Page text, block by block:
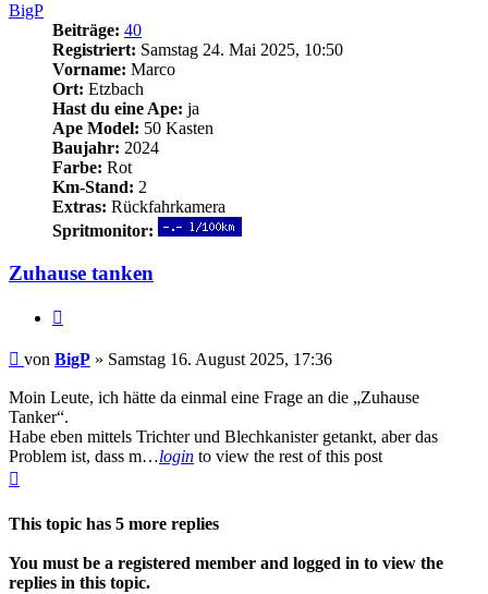
BigP
Beiträge: 40
Registriert: Samstag 24. Mai 2025, 10:50
Vorname: Marco
Ort: Etzbach
Hast du eine Ape: ja
Ape Model: 50 Kasten
Baujahr: 2024
Farbe: Rot
Km-Stand: 2
Extras: Rückfahrkamera
Spritmonitor:
Zuhause tanken
Beitrag
von BigP » Samstag 16. August 2025, 17:36
Moin Leute, ich hätte da einmal eine Frage an die „Zuhause
Tanker“.
Habe eben mittels Trichter und Blechkanister getankt, aber das
Problem ist, dass m…login to view the rest of this post
This topic has 5 more replies
You must be a registered member and logged in to view the
replies in this topic.